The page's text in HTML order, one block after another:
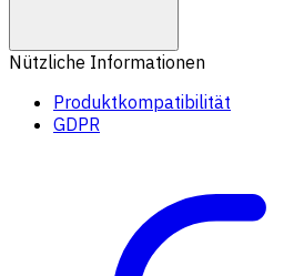
Nützliche Informationen
Produktkompatibilität
GDPR